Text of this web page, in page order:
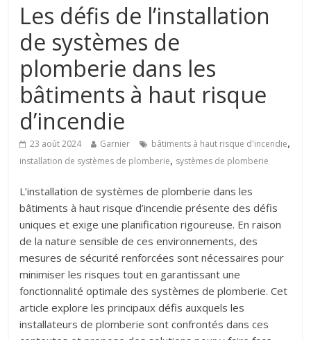
Les défis de l’installation
de systèmes de
plomberie dans les
bâtiments à haut risque
d’incendie
23 août 2024 Garnier bâtiments à haut risque d'incendie,
installation de systèmes de plomberie, systèmes de plomberie
L’installation de systèmes de plomberie dans les
bâtiments à haut risque d’incendie présente des défis
uniques et exige une planification rigoureuse. En raison
de la nature sensible de ces environnements, des
mesures de sécurité renforcées sont nécessaires pour
minimiser les risques tout en garantissant une
fonctionnalité optimale des systèmes de plomberie. Cet
article explore les principaux défis auxquels les
installateurs de plomberie sont confrontés dans ces